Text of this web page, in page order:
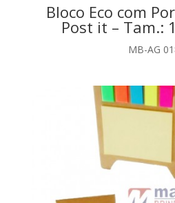
Bloco Eco com
Post it – Tam.:
MB-AG